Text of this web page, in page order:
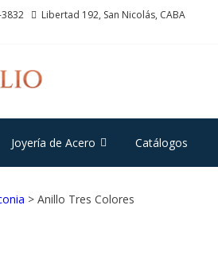
Libertad 192, San Nicolás, CABA
Joyería de Acero Catálogos
> Anillo Tres Colores